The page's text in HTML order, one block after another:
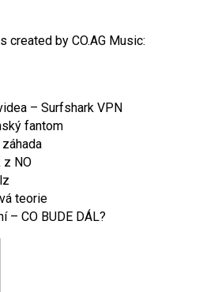
created by CO.AG Music:
– Surfshark VPN
fantom
z NO
teorie
– CO BUDE DÁL?